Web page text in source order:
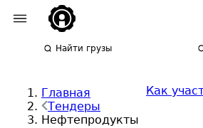
Найти грузы
Главная
Тендеры
Нефтепродукты
Как